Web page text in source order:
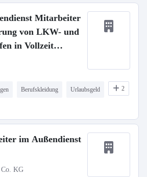
Mitarbeiter
von LKW- und
in Vollzeit
Berufskleidung Urlaubsgeld 2
im Außendienst
KG